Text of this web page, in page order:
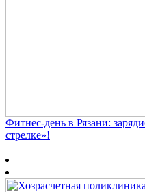
Фитнес‑день в Рязани:
стрелке»!